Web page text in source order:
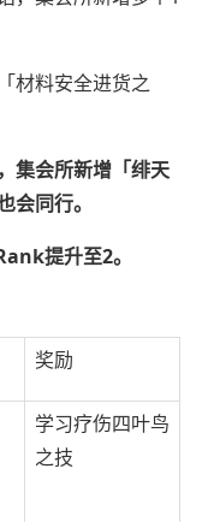
材料安全进货之
集会所新增「绯天
会同行。
提升至2。
奖励
学习疗伤四叶鸟
之技